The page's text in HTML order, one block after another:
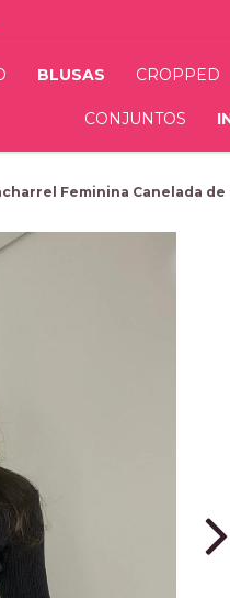
BLUSAS CROPPED
CONJUNTOS
Feminina Canelada